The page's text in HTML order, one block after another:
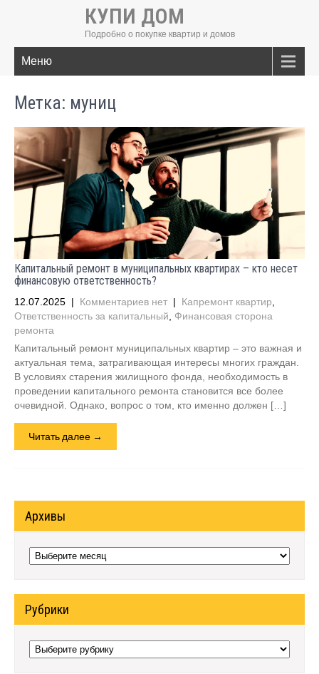
КУПИ ДОМ
Подробно о покупке квартир и домов
Меню
Метка: муниц
Капитальный ремонт в муниципальных квартирах – кто несет
финансовую ответственность?
12.07.2025 | Комментариев нет | Капремонт квартир
Ответственность за капитальный
Финансовая сторона
ремонта
Капитальный ремонт муниципальных квартир – это важная и
актуальная тема, затрагивающая интересы многих граждан.
В условиях старения жилищного фонда, необходимость в
проведении капитального ремонта становится все более
очевидной. Однако, вопрос о том, кто именно должен […]
Читать далее →
Архивы
Архивы
Рубрики
Рубрики